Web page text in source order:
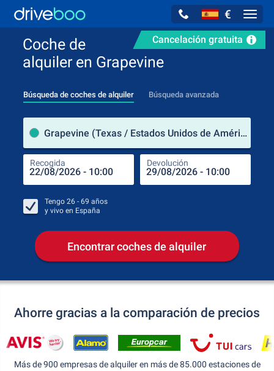
€
Cancelación gratuita
Coche de
alquiler en Grapevine
Búsqueda de coches de alquiler Búsqueda avanzada
Grapevine (Texas / Estados Unidos de América)
Recogida Devolución
Tengo 26 - 69 años
y vivo en España
Encontrar coches de alquiler
Ahorre gracias a la comparación de precios
Más de 900 empresas de alquiler en más de 85.000 estaciones de